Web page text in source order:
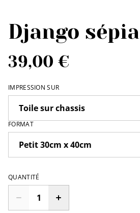
Django sépia
39,00 €
IMPRESSION SUR
FORMAT
QUANTITÉ